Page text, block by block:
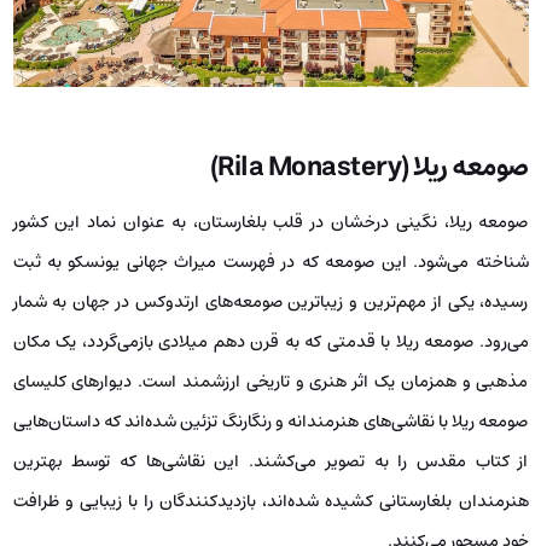
صومعه ریلا (Rila Monastery)
صومعه ریلا، نگینی درخشان در قلب بلغارستان، به عنوان نماد این کشور
شناخته می‌شود. این صومعه که در فهرست میراث جهانی یونسکو به ثبت
رسیده، یکی از مهم‌ترین و زیباترین صومعه‌های ارتدوکس در جهان به شمار
می‌رود. صومعه ریلا با قدمتی که به قرن دهم میلادی بازمی‌گردد، یک مکان
مذهبی و همزمان یک اثر هنری و تاریخی ارزشمند است. دیوارهای کلیسای
صومعه ریلا با نقاشی‌های هنرمندانه و رنگارنگ تزئین شده‌اند که داستان‌هایی
از کتاب مقدس را به تصویر می‌کشند. این نقاشی‌ها که توسط بهترین
هنرمندان بلغارستانی کشیده شده‌اند، بازدیدکنندگان را با زیبایی و ظرافت